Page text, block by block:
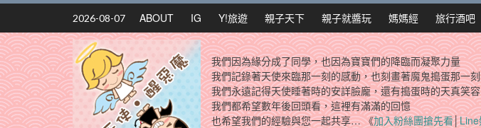
Skip
content
2026-08-07 ABOUT IG Y!旅遊 親子天下 親子就醬玩 媽媽經 旅行酒吧
我們因為緣分成了同學，也因為寶寶們的降臨而凝聚力量
我們記錄著天使來臨那一刻的感動，也刻畫著魔鬼搗蛋那一
我們永遠記得天使睡著時的安詳臉龐，還有搗蛋時的天真笑容
我們都希望數年後回頭看，這裡有滿滿的回憶
也希望我們的經驗與您一起共享… 《加入粉絲團搶先看│